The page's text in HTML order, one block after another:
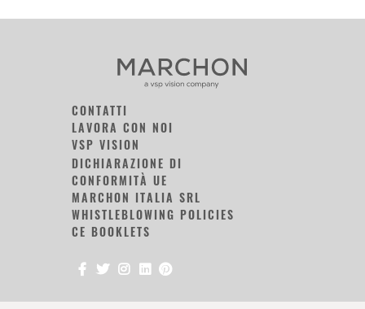
CONTATTI
LAVORA CON NOI
VSP VISION
DICHIARAZIONE DI
CONFORMITÀ UE
MARCHON ITALIA SRL
WHISTLEBLOWING POLICIES
CE BOOKLETS